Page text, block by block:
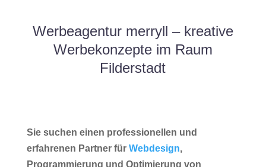
Werbeagentur merryll – kreative
Werbekonzepte im Raum
Filderstadt
Sie suchen einen professionellen und
erfahrenen Partner für Webdesign,
Programmierung und Optimierung von